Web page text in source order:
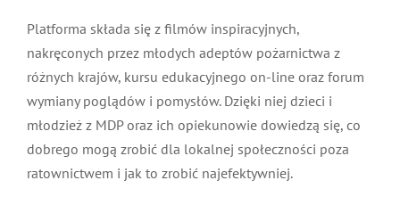
Symbole
Media
MDP i DDP
OTWP
PNWM
Kultura
Orkiestry
Sport
Floriany
System OSP
Forum
Poradnik
Platforma składa się z filmów inspiracyjnych,
nakręconych przez młodych adeptów pożarnictwa z
różnych krajów, kursu edukacyjnego on-line oraz forum
wymiany poglądów i pomysłów. Dzięki niej dzieci i
młodzież z MDP oraz ich opiekunowie dowiedzą się, co
dobrego mogą zrobić dla lokalnej społeczności poza
ratownictwem i jak to zrobić najefektywniej.